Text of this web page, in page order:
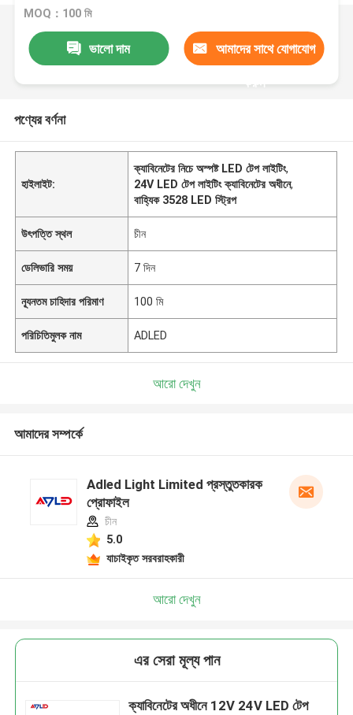
MOQ：100 মি
ভালো দাম আমাদের সাথে যোগাযোগ
করুন
পণ্যের বর্ণনা
হাইলাইট:
ক্যাবিনেটের নিচে অস্পষ্ট LED টেপ লাইটিং,
24V LED টেপ লাইটিং ক্যাবিনেটের অধীনে,
বাহ্যিক 3528 LED স্ট্রিপ
উৎপত্তি স্থল চীন
ডেলিভারি সময় 7 দিন
ন্যূনতম চাহিদার পরিমাণ 100 মি
পরিচিতিমুলক নাম ADLED
আরো দেখুন
আমাদের সম্পর্কে
Adled Light Limited প্রস্তুতকারক
প্রোফাইল
চীন
5.0
যাচাইকৃত সরবরাহকারী
আরো দেখুন
এর সেরা মূল্য পান
ক্যাবিনেটের অধীনে 12V 24V LED টেপ